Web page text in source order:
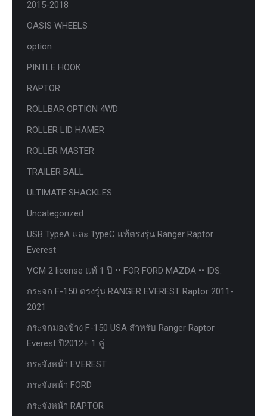
2015-2018
OASIS WHEELS
option
PINTLE HOOK
RAPTOR
ROLLBAR OPTION 4WD
ROLLER LID HAMER
ROLLER MASTER
TRAILER BALL
ULTIMATE SHACKLES
Uncategorized
USB TypeA และ TypeC แท้ตรงรุ่น Ranger Raptor
Everest
VCM 2 license แท้ 1 ปี •• FOR FORD MAZDA •• IDS.
กระจก F-150 ตรงรุ่น RANGER EVEREST Raptor 2011-
2021
กระจกมองข้าง F-150 USA สำหรับ Ranger Raptor
Everest ปี2012+ 1 คู่
กระจังหน้า EVEREST
กระจังหน้า FORD
กระจังหน้า RAPTOR